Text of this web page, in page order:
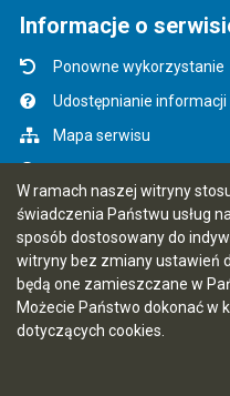
W ramach naszej witryny
świadczenia Państwu usług
sposób dostosowany do
witryny bez zmiany ustawień
będą one zamieszczane w
Możecie Państwo dokonać w
dotyczących cookies.
Informacje o
Ponowne wykorzystanie
Udostępnianie informacji
Mapa serwisu
Statystyki oglądalności
Ostatnio dodane
Rejestr zmian
Ostatnia aktualizacja
CMS i